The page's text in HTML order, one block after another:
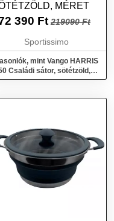
MÉRET
390 Ft 219090 Ft
Sportissimo
mint Vango HARRIS
Családi sátor, sötétzöld,